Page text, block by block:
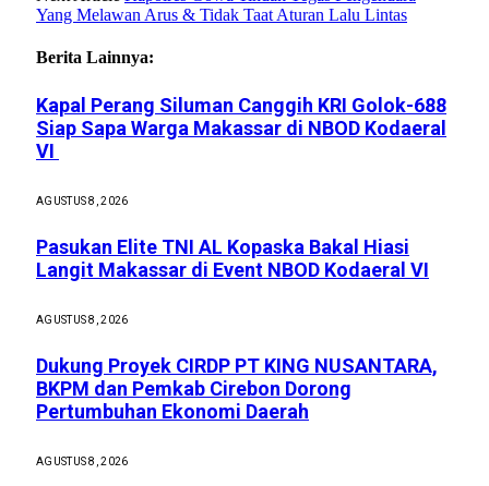
Yang Melawan Arus & Tidak Taat Aturan Lalu Lintas
Berita Lainnya:
Kapal Perang Siluman Canggih KRI Golok-688
Siap Sapa Warga Makassar di NBOD Kodaeral
VI
AGUSTUS 8, 2026
Pasukan Elite TNI AL Kopaska Bakal Hiasi
Langit Makassar di Event NBOD Kodaeral VI
AGUSTUS 8, 2026
Dukung Proyek CIRDP PT KING NUSANTARA,
BKPM dan Pemkab Cirebon Dorong
Pertumbuhan Ekonomi Daerah
AGUSTUS 8, 2026